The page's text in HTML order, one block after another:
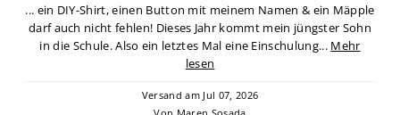
... ein DIY-Shirt, einen Button mit meinem Namen & ein Mäpple
darf auch nicht fehlen! Dieses Jahr kommt mein jüngster Sohn
in die Schule. Also ein letztes Mal eine Einschulung... Mehr
lesen
Versand am Jul 07, 2026